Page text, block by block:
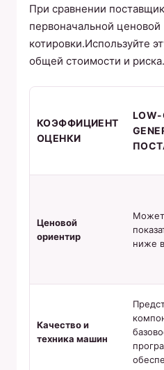
При сравнении
первоначальной ценовой
котировки.Используйте
общей стоимости и риска.
КОЭФФИЦИЕНТ
ОЦЕНКИ
LOW-
Ценовой
ориентир
Может
ниже
Качество и
техника машин